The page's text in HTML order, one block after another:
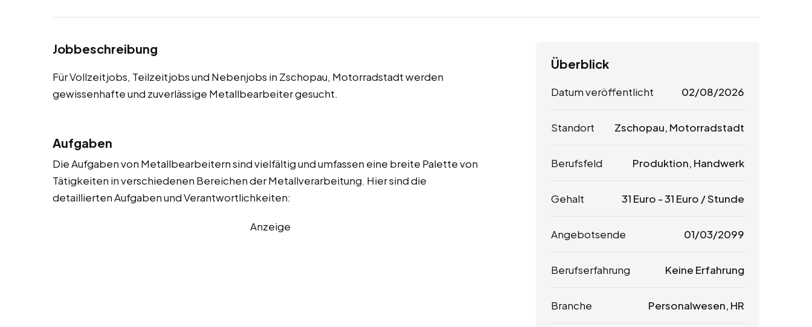
Jobbeschreibung
Für Vollzeitjobs, Teilzeitjobs und Nebenjobs in Zschopau, Motorradstadt werden
gewissenhafte und zuverlässige Metallbearbeiter gesucht.
Aufgaben
Die Aufgaben von Metallbearbeitern sind vielfältig und umfassen eine breite Palette von
Tätigkeiten in verschiedenen Bereichen der Metallverarbeitung. Hier sind die
detaillierten Aufgaben und Verantwortlichkeiten:
Anzeige
Überblick
Datum veröffentlicht 02/08/2026
Standort Zschopau, Motorradstadt
Berufsfeld Produktion, Handwerk
Gehalt 31 Euro -31 Euro / Stunde
Angebotsende 01/03/2099
Berufserfahrung Keine Erfahrung
Branche Personalwesen, HR